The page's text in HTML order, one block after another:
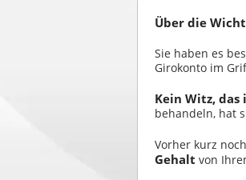
Über die
Sie haben es
Girokonto im
Kein Witz,
behandeln, hat
Vorher kurz
Gehalt von